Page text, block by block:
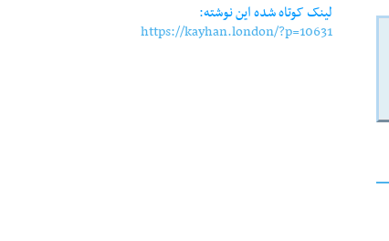
لینک کوتاه شده این نوشته:
https://kayhan.london/?p=10631